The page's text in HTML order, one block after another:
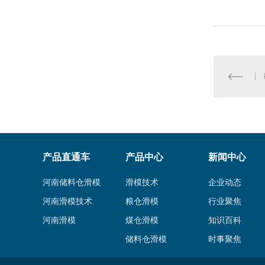
产品直通车
河南储料仓滑模
河南滑模技术
河南滑模
产品中心
滑模技术
粮仓滑模
煤仓滑模
储料仓滑模
新闻中心
企业动态
行业聚焦
知识百科
时事聚焦